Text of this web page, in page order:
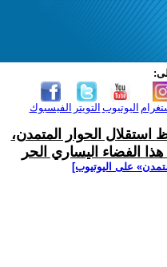
الفيسبوك التويتر اليوتيوب
استقلال الحوار المتمدن،
الفضاء اليساري الحر
على اليوتيوب]